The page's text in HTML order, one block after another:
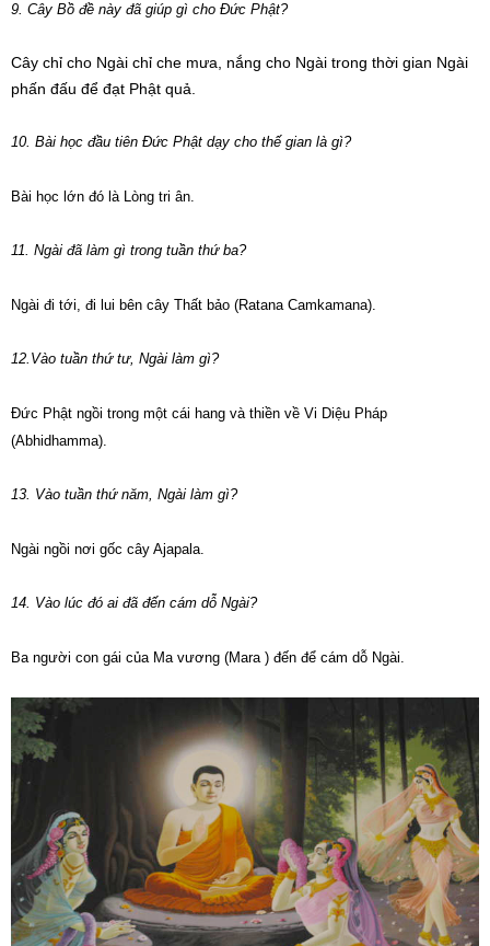
9. Cây Bồ đề này đã giúp gì cho Đức Phật?
Cây chỉ cho Ngài chỉ che mưa, nắng cho Ngài trong thời gian Ngài
phấn đấu để đạt Phật quả.
10. Bài học đầu tiên Đức Phật dạy cho thế gian là gì?
Bài học lớn đó là Lòng tri ân.
11. Ngài đã làm gì trong tuần thứ ba?
Ngài đi tới, đi lui bên cây Thất bảo (Ratana Camkamana).
12.Vào tuần thứ tư, Ngài làm gì?
Đức Phật ngồi trong một cái hang và thiền về Vi Diệu Pháp
(Abhidhamma).
13. Vào tuần thứ năm, Ngài làm gì?
Ngài ngồi nơi gốc cây Ajapala.
14. Vào lúc đó ai đã đến cám dỗ Ngài?
Ba người con gái của Ma vương (Mara ) đến để cám dỗ Ngài.